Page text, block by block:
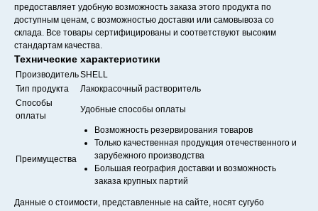
предоставляет удобную возможность заказа этого продукта по
доступным ценам, с возможностью доставки или самовывоза со
склада. Все товары сертифицированы и соответствуют высоким
стандартам качества.
Технические характеристики
ПроизводительSHELL
Тип продукта
Лакокрасочный растворитель
Способы
оплаты
Удобные способы оплаты
Преимущества
Возможность резервирования товаров
Только качественная продукция отечественного и
зарубежного производства
Большая география доставки и возможность
заказа крупных партий
Данные о стоимости, представленные на сайте, носят сугубо